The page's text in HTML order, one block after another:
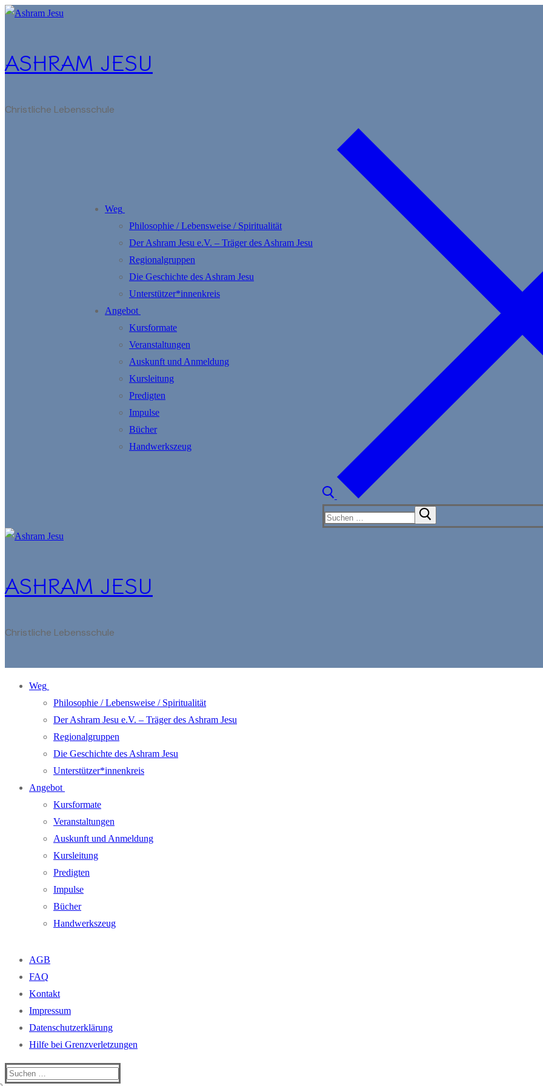
Zum
Menü
Schließen
ASHRAM JESU
Christliche Lebensschule
Weg
Philosophie / Lebensweise / Spiritualität
Der Ashram Jesu e.V. – Träger des Ashram Jesu
Regionalgruppen
Die Geschichte des Ashram Jesu
Unterstützer*innenkreis
Angebot
Kursformate
Veranstaltungen
Auskunft und Anmeldung
Kursleitung
Predigten
Impulse
Bücher
Handwerkszeug
Suchen
nach:
ASHRAM JESU
Christliche Lebensschule
Weg
Philosophie / Lebensweise / Spiritualität
Der Ashram Jesu e.V. – Träger des Ashram Jesu
Regionalgruppen
Die Geschichte des Ashram Jesu
Unterstützer*innenkreis
Angebot
Kursformate
Veranstaltungen
Auskunft und Anmeldung
Kursleitung
Predigten
Impulse
Bücher
Handwerkszeug
AGB
FAQ
Kontakt
Impressum
Datenschutzerklärung
Hilfe bei Grenzverletzungen
Suchen